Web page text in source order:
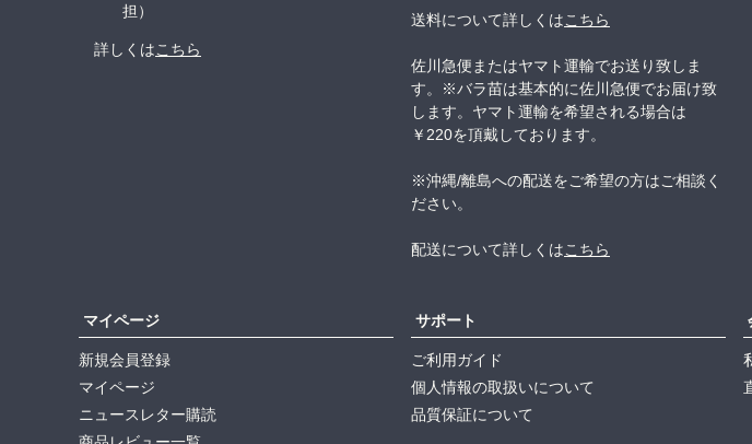
担）
詳しくはこちら
送料について詳しくはこちら
佐川急便またはヤマト運輸でお送り致しま
す。※バラ苗は基本的に佐川急便でお届け致
します。ヤマト運輸を希望される場合は
￥220を頂戴しております。
※沖縄/離島への配送をご希望の方はご相談く
ださい。
配送について詳しくはこちら
マイページ
新規会員登録
マイページ
ニュースレター購読
サポート
ご利用ガイド
個人情報の取扱いについて
品質保証について